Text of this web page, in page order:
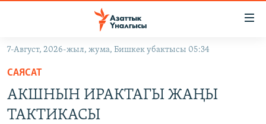
Навигацияга
өтүңүз
Издөөгө
салыңыз
7-Август, 2026-жыл, жума, Бишкек убактысы 05:34
САЯСАТ
АКШНЫН ИРАКТАГЫ ЖАҢЫ
ТАКТИКАСЫ